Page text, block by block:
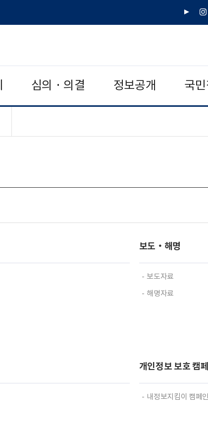
유
인
심의 · 의결 정보공개 국
보도‧해명
보도자료
해명자료
개인정보 보호 캠
내정보지킴이 캠페